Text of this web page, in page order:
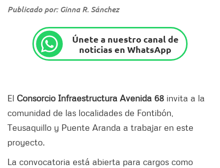
Publicado por: Ginna R. Sánchez
Únete a nuestro canal de
noticias en WhatsApp
El Consorcio Infraestructura Avenida 68 invita a la
comunidad de las localidades de Fontibón,
Teusaquillo y Puente Aranda a trabajar en este
proyecto.
La convocatoria está abierta para cargos como